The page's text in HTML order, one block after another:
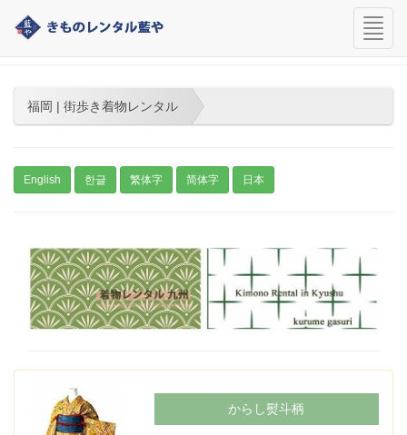
navi
福岡 | 街歩き着物レンタル
福岡 | 街歩き着物レンタル
English 한글 繁体字 简体字 日本
からし熨斗柄